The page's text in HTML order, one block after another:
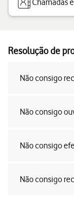
Chamadas
Resolução de
Não consigo
Não consigo
Não consigo
Não consigo